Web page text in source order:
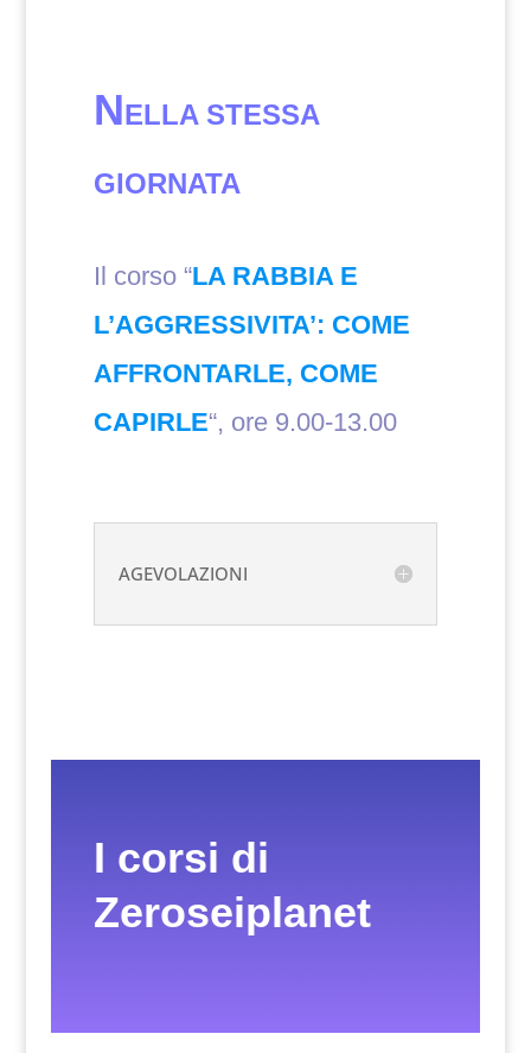
NELLA STESSA
GIORNATA
Il corso “LA RABBIA E
L’AGGRESSIVITA’: COME
AFFRONTARLE, COME
CAPIRLE“, ore 9.00-13.00
AGEVOLAZIONI
I corsi di
Zeroseiplanet